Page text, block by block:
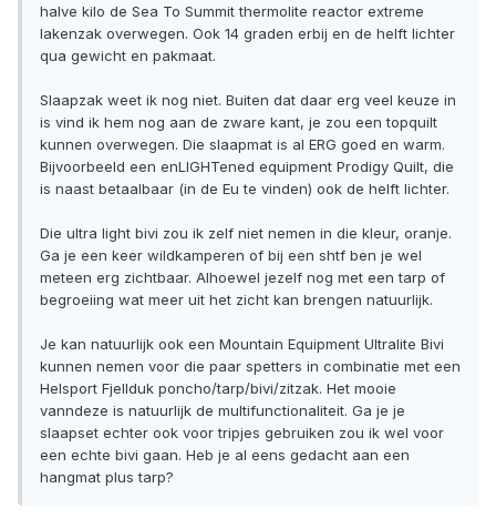
halve kilo de Sea To Summit thermolite reactor extreme
lakenzak overwegen. Ook 14 graden erbij en de helft lichter
qua gewicht en pakmaat.
Slaapzak weet ik nog niet. Buiten dat daar erg veel keuze in
is vind ik hem nog aan de zware kant, je zou een topquilt
kunnen overwegen. Die slaapmat is al ERG goed en warm.
Bijvoorbeeld een enLIGHTened equipment Prodigy Quilt, die
is naast betaalbaar (in de Eu te vinden) ook de helft lichter.
Die ultra light bivi zou ik zelf niet nemen in die kleur, oranje.
Ga je een keer wildkamperen of bij een shtf ben je wel
meteen erg zichtbaar. Alhoewel jezelf nog met een tarp of
begroeiing wat meer uit het zicht kan brengen natuurlijk.
Je kan natuurlijk ook een Mountain Equipment Ultralite Bivi
kunnen nemen voor die paar spetters in combinatie met een
Helsport Fjellduk poncho/tarp/bivi/zitzak. Het mooie
vanndeze is natuurlijk de multifunctionaliteit. Ga je je
slaapset echter ook voor tripjes gebruiken zou ik wel voor
een echte bivi gaan. Heb je al eens gedacht aan een
hangmat plus tarp?